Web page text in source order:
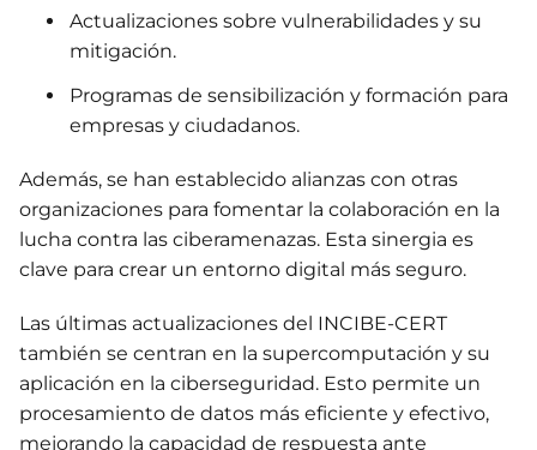
Actualizaciones sobre vulnerabilidades y su
mitigación.
Programas de sensibilización y formación para
empresas y ciudadanos.
Además, se han establecido alianzas con otras
organizaciones para fomentar la colaboración en la
lucha contra las ciberamenazas. Esta sinergia es
clave para crear un entorno digital más seguro.
Las últimas actualizaciones del INCIBE-CERT
también se centran en la supercomputación y su
aplicación en la ciberseguridad. Esto permite un
procesamiento de datos más eficiente y efectivo,
mejorando la capacidad de respuesta ante